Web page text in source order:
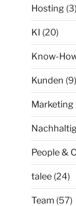
Hosting (3)
KI (20)
Know-
Kunden (9)
Marketing
People &
talee (24)
Team (57)